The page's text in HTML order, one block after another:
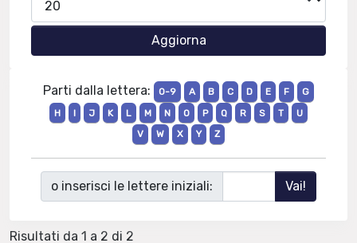
Parti dalla lettera: 0-9 A B C D E F
G
H
I J K L M N O P Q R S T
U
V
W X Y Z
o inserisci le lettere iniziali:
Risultati da 1 a 2 di 2